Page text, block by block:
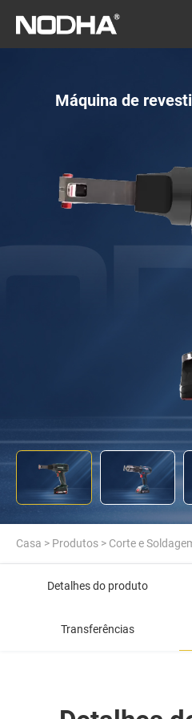
Máquina de
Casa > Produtos > Corte e
revestimento de tubos
Detalhes do produto
Transferências